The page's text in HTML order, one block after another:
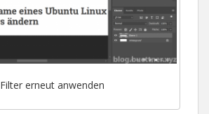
Filter erneut anwenden